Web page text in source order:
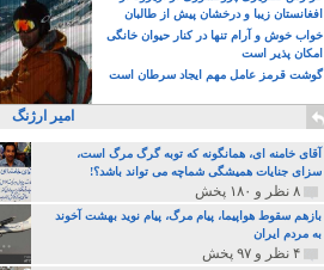
افغانستان زیبا و درخشان پیش از طالبان
خواب خوش و آرام تنها در کنار حیوان خانگی
امکان پذیر است
گوشت قرمز عامل مهم ایجاد سرطان است
امیر ارژنگ
آقای خامنه ای، همانگونه که توبه گرگ مرگ است،
سزای جنایات همیشگی شماچه می تواند باشد؟!
۸ نظر و ۱۸۰ پخش
بازهم سقوط هواپیما، پیام مرگ، پیام نوید بهشت آخوند
به مردم ایران
۴ نظر و ۹۷ پخش